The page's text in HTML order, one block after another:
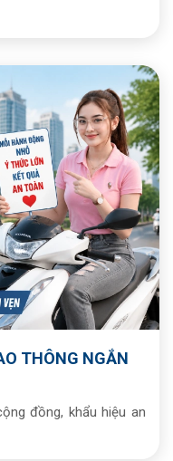
THÔNG NGẮN
đồng, khẩu hiệu an